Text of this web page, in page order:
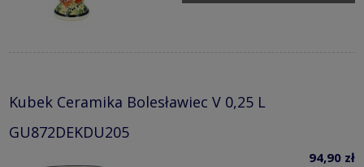
Kubek Ceramika Bolesławiec V 0,25 L
GU872DEKDU205
94,90 zł